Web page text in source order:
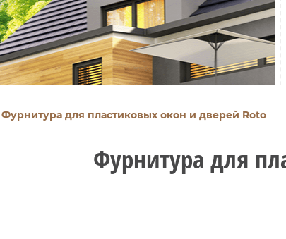
Фурнитура для пластиковых окон и дверей Roto
Фурнитура для